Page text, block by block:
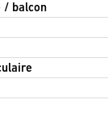
/ balcon